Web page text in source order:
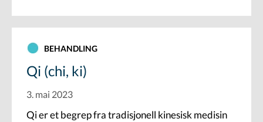
BEHANDLING
Qi (chi, ki)
3. mai 2023
Qi er et begrep fra tradisjonell kinesisk medisin